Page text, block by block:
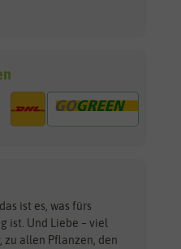
ist es, was fürs
ist. Und Liebe – viel
zu allen Pflanzen, den